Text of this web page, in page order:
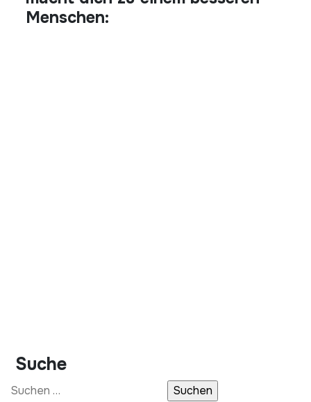
Menschen:
Suche
Suchen